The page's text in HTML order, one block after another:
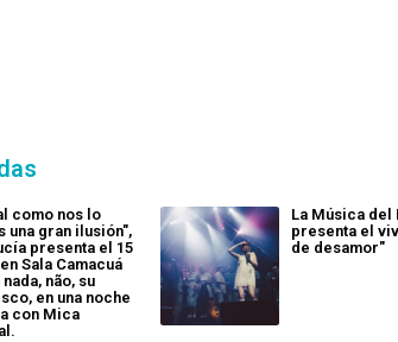
como nos lo
una gran ilusión",
presenta el 15
Sala Camacuá
não, su
en una noche
con Mica
La Música del
presenta el
de desamor"